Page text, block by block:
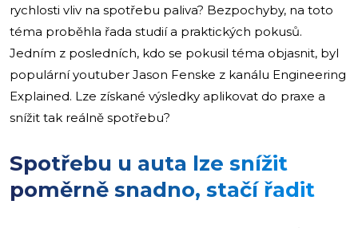
rychlosti vliv na spotřebu paliva? Bezpochyby, na toto
téma proběhla řada studií a praktických pokusů.
Jedním z posledních, kdo se pokusil téma objasnit, byl
populární youtuber Jason Fenske z kanálu Engineering
Explained. Lze získané výsledky aplikovat do praxe a
snížit tak reálně spotřebu?
Spotřebu u auta lze snížit
poměrně snadno, stačí řadit